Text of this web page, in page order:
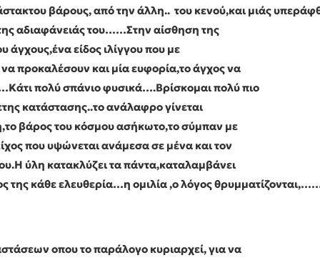
βάρους, από την άλλη.. του κενού,και μιάς
αδιαφάνειάς του……Στην αίσθηση της
άγχους,ένα είδος ιλίγγου που με
προκαλέσουν και μία ευφορία,το άγχος να
πολύ σπάνιο φυσικά….Βρίσκομαι πολύ πιο
κατάστασης..το ανάλαφρο γίνεται
βάρος του κόσμου ασήκωτο,το σύμπαν με
που υψώνεται ανάμεσα σε μένα και τον
ύλη κατακλύζει τα πάντα,καταλαμβάνει
της κάθε ελευθερία…η ομιλία ,ο λόγος
οπου το παράλογο κυριαρχεί, για να